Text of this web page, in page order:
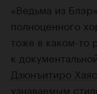
«Ведьма из
полноценного
тоже в каком-то
к
Дзюнъитиро
узнаваемым